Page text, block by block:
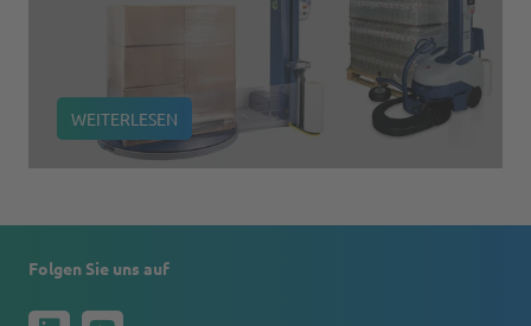
WEITERLESEN
Folgen Sie uns auf